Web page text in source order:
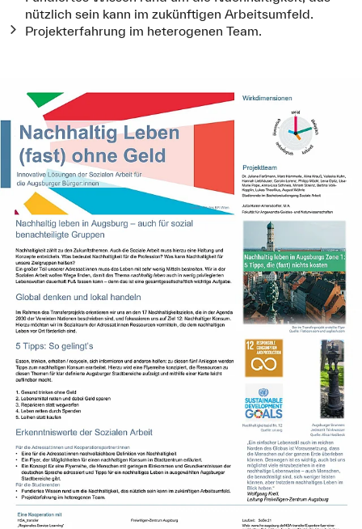
nützlich sein kann im zukünftigen Arbeitsumfeld.
Projekterfahrung im heterogenen Team.